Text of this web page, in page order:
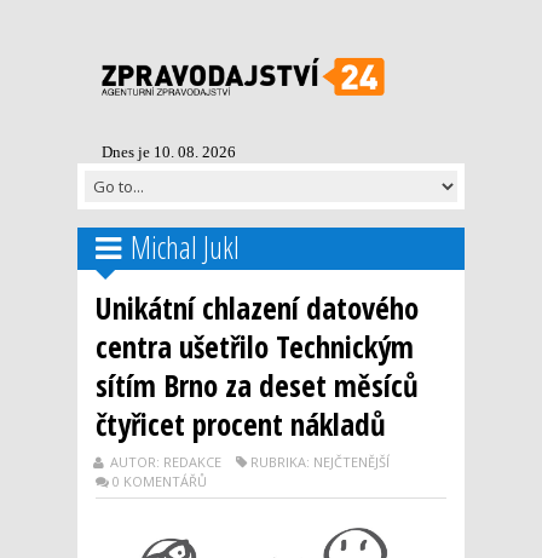
Dnes je 10. 08. 2026
Michal Jukl
Unikátní chlazení datového
centra ušetřilo Technickým
sítím Brno za deset měsíců
čtyřicet procent nákladů
AUTOR: REDAKCE
RUBRIKA: NEJČTENĚJŠÍ
0 KOMENTÁŘŮ